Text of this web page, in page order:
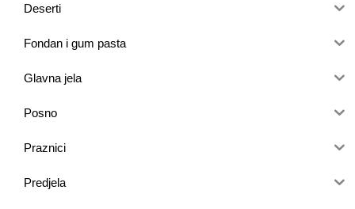
Deserti
Fondan i gum pasta
Glavna jela
Posno
Praznici
Predjela